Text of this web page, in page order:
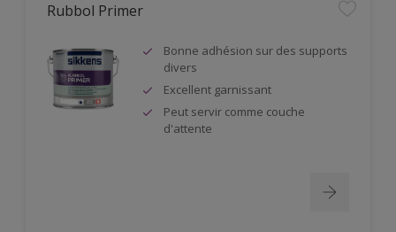
Rubbol Primer
Bonne adhésion sur des supports
divers
Excellent garnissant
Peut servir comme couche
d'attente